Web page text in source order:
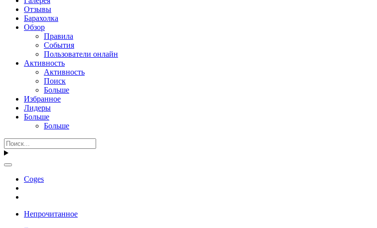
Отзывы
Барахолка
Обзор
Правила
События
Пользователи онлайн
Активность
Активность
Поиск
Больше
Избранное
Лидеры
Больше
Больше
Coges
Непрочитанное